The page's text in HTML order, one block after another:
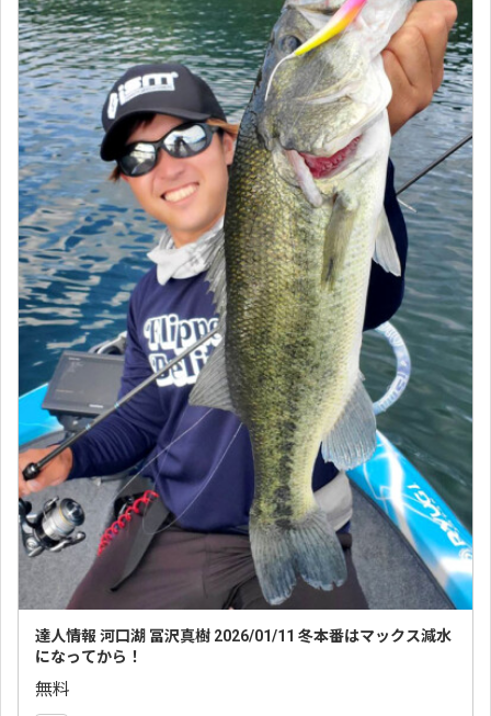
達人情報 河口湖 冨沢真樹 2026/01/11 冬本番はマックス減水
になってから！
無料